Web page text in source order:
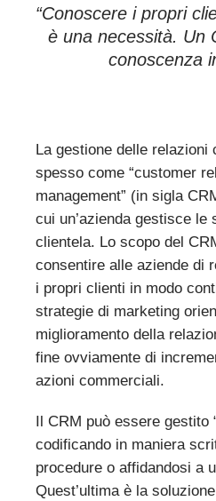
“Conoscere i propri
è una necessità. Un
conoscenza
La gestione delle relazioni
spesso come “customer
management” (in sigla
cui un’azienda gestisce le
clientela. Lo scopo del
consentire alle aziende di
i propri clienti in modo
strategie di marketing
miglioramento della
fine ovviamente di
azioni commerciali.
Il CRM può essere gestito
codificando in maniera
procedure o affidandosi a
Quest’ultima è la